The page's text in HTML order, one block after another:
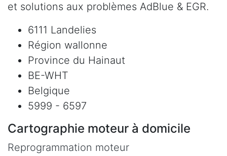
et solutions aux problèmes AdBlue & EGR.
6111 Landelies
Région wallonne
Province du Hainaut
BE-WHT
Belgique
5999 - 6597
Cartographie moteur à domicile
Reprogrammation moteur